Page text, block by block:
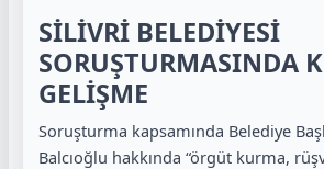
SİLİVRİ BELEDİYESİ
SORUŞTURMASINDA
GELİŞME
Soruşturma kapsamında Belediye
Balcıoğlu hakkında “örgüt kurma,